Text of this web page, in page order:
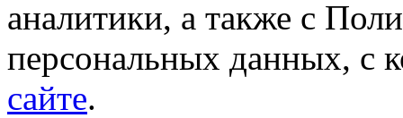
аналитики, а также с
персональных данных, с
сайте.